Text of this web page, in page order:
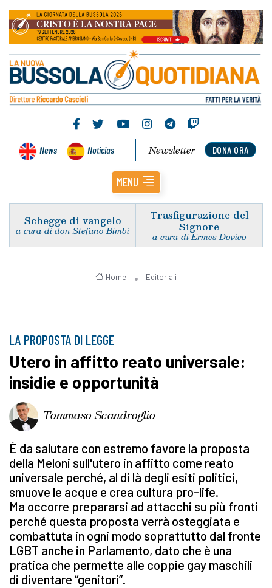
News Noticias DONA ORA
Newsletter
MENU
Schegge di vangelo
a cura di don Stefano Bimbi
Trasfigurazione del
Signore
a cura di Ermes Dovico
Home Editoriali
LA PROPOSTA DI LEGGE
Utero in affitto reato universale:
insidie e opportunità
Tommaso Scandroglio
È da salutare con estremo favore la proposta
della Meloni sull'utero in affitto come reato
universale perché, al di là degli esiti politici,
smuove le acque e crea cultura pro-life.
Ma occorre prepararsi ad attacchi su più fronti
perché questa proposta verrà osteggiata e
combattuta in ogni modo soprattutto dal fronte
LGBT anche in Parlamento, dato che è una
pratica che permette alle coppie gay maschili
di diventare “genitori”.